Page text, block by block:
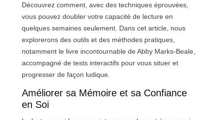
Découvrez comment, avec des techniques éprouvées,
vous pouvez doubler votre capacité de lecture en
quelques semaines seulement. Dans cet article, nous
explorerons des outils et des méthodes pratiques,
notamment le livre incontournable de Abby Marks-Beale,
accompagné de tests interactifs pour vous situer et
progresser de façon ludique.
Améliorer sa Mémoire et sa Confiance
en Soi